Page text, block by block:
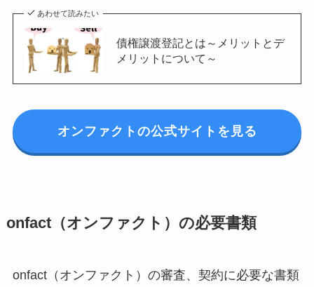
あわせて読みたい
債権譲渡登記とは～メリットとデ
メリットについて～
オンファクトの公式サイトを見る
onfact（オンファクト）の必要書類
onfact（オンファクト）の審査、契約に必要な書類